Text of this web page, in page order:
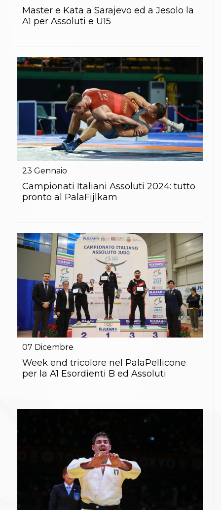
Corsi di Specializzazione
Corsi FIJLKAM-FISDIR
Corso Direttore di Gara
Abilitazioni
Sportello Fiscale
News
Modulistica
FAQ
Quesiti fiscali
Sostenibilità
Documenti
Master e Kata a Sarajevo ed a Jesolo la
A1 per Assoluti e U15
23 Gennaio
Campionati Italiani Assoluti 2024: tutto
pronto al PalaFijlkam
07 Dicembre
Week end tricolore nel PalaPellicone
per la A1 Esordienti B ed Assoluti